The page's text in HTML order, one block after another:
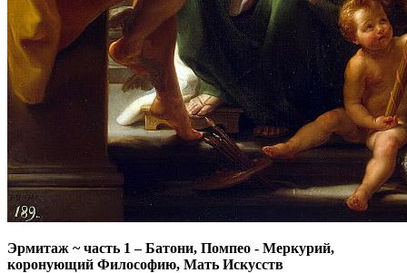
Эрмитаж ~ часть 1 –Батони, Помпео - Меркурий,
коронующий Философию, Мать Искусств